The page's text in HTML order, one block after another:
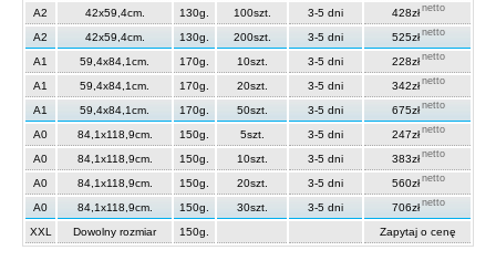
A2 42x59,4cm. 130g. 100szt. 3-5 dni 428zł netto
A2 42x59,4cm. 130g. 200szt. 3-5 dni 525zł netto
A1 59,4x84,1cm. 170g. 10szt. 3-5 dni 228zł netto
A1 59,4x84,1cm. 170g. 20szt. 3-5 dni 342zł netto
A1 59,4x84,1cm. 170g. 50szt. 3-5 dni 675zł netto
A0 84,1x118,9cm. 150g. 5szt. 3-5 dni 247zł netto
A0 84,1x118,9cm. 150g. 10szt. 3-5 dni 383zł netto
A0 84,1x118,9cm. 150g. 20szt. 3-5 dni 560zł netto
A0 84,1x118,9cm. 150g. 30szt. 3-5 dni 706zł netto
XXL Dowolny rozmiar 150g. Zapytaj o cenę